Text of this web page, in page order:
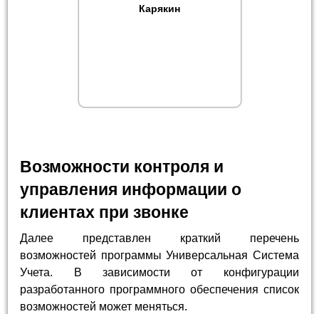
Карякин
Возможности контроля и
управления информации о
клиентах при звонке
Далее представлен краткий перечень
возможностей программы Универсальная Система
Учета. В зависимости от конфигурации
разработанного программного обеспечения список
возможностей может меняться.